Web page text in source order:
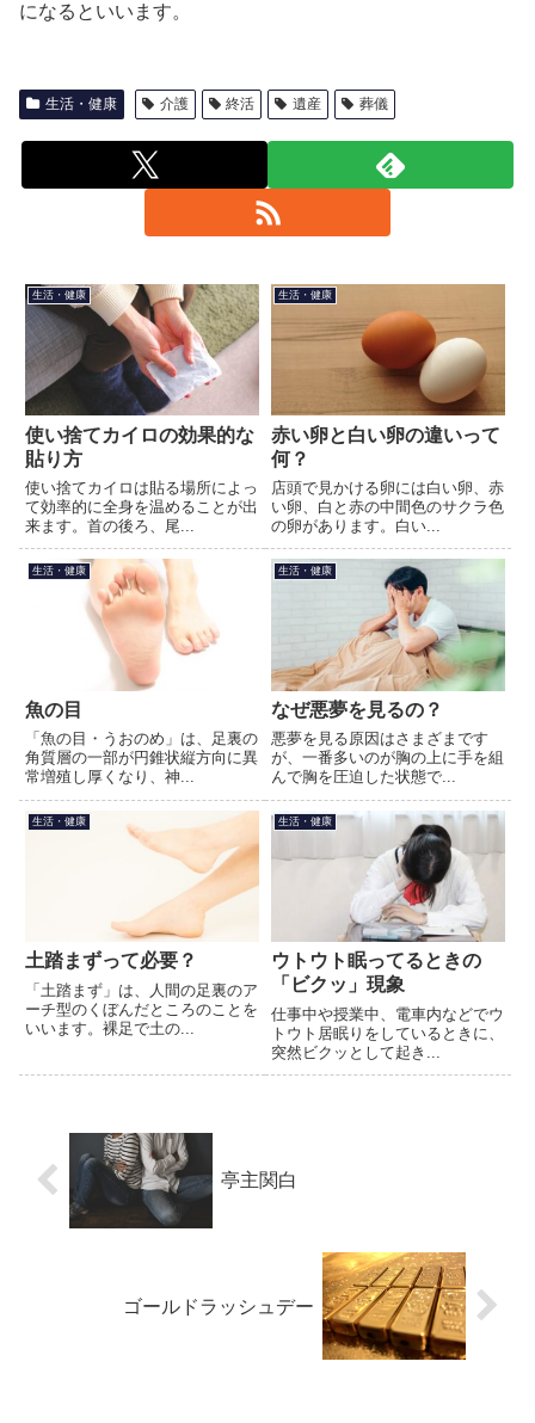
になるといいます。
生活・健康 介護 終活 遺産 葬儀
生活・健康
使い捨てカイロの効果的な
貼り方
使い捨てカイロは貼る場所によっ
て効率的に全身を温めることが出
来ます。首の後ろ、尾...
生活・健康
赤い卵と白い卵の違いって
何？
店頭で見かける卵には白い卵、赤
い卵、白と赤の中間色のサクラ色
の卵があります。白い...
生活・健康
魚の目
「魚の目・うおのめ」は、足裏の
角質層の一部が円錐状縦方向に異
常増殖し厚くなり、神...
生活・健康
なぜ悪夢を見るの？
悪夢を見る原因はさまざまです
が、一番多いのが胸の上に手を組
んで胸を圧迫した状態で...
生活・健康
土踏まずって必要？
「土踏まず」は、人間の足裏のア
ーチ型のくぼんだところのことを
いいます。裸足で土の...
生活・健康
ウトウト眠ってるときの
「ビクッ」現象
仕事中や授業中、電車内などでウ
トウト居眠りをしているときに、
突然ビクッとして起き...
亭主関白
ゴールドラッシュデー